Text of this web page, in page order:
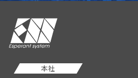
本社